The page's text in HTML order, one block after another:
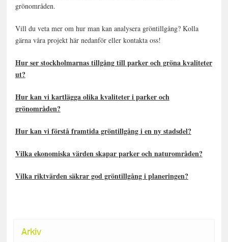
grönområden.
Vill du veta mer om hur man kan analysera gröntillgång? Kolla
gärna våra projekt här nedanför eller kontakta oss!
Hur ser stockholmarnas tillgång till parker och gröna kvaliteter
ut?
Hur kan vi kartlägga olika kvaliteter i parker och
grönområden?
Hur kan vi förstå framtida gröntillgång i en ny stadsdel?
Vilka ekonomiska värden skapar parker och naturområden?
Vilka riktvärden säkrar god gröntillgång i planeringen?
Arkiv